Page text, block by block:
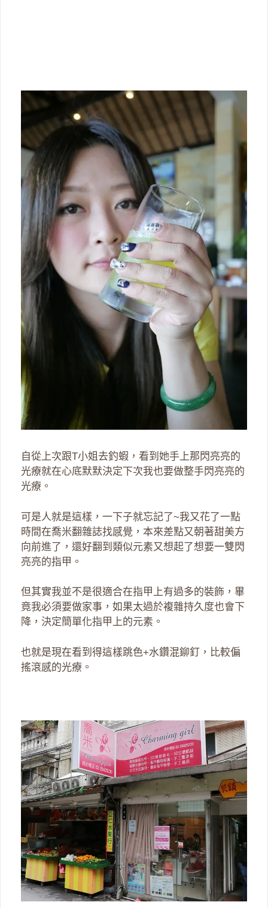
自從上次跟T小姐去釣蝦，看到她手上那閃亮亮的
光療就在心底默默決定下次我也要做整手閃亮亮的
光療。
可是人就是這樣，一下子就忘記了~我又花了一點
時間在喬米翻雜誌找感覺，本來差點又朝著甜美方
向前進了，還好翻到類似元素又想起了想要一雙閃
亮亮的指甲。
但其實我並不是很適合在指甲上有過多的裝飾，畢
竟我必須要做家事，如果太過於複雜持久度也會下
降，決定簡單化指甲上的元素。
也就是現在看到得這樣跳色+水鑽混鉚釘，比較偏
搖滾感的光療。